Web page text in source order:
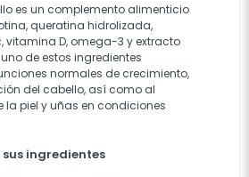
es un complemento alimenticio
queratina hidrolizada,
vitamina D, omega-3 y extracto
de estos ingredientes
normales de crecimiento,
del cabello, así como al
la piel y uñas en condiciones
ingredientes